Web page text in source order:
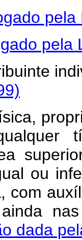
pela
pela
ou
com
dada